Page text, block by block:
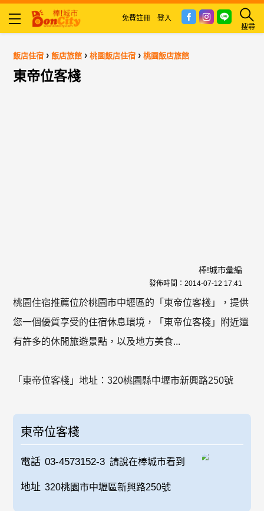
搜尋
免費註冊 登入
飯店住宿 ›飯店旅館 ›桃園飯店住宿 ›桃園飯店旅館
東帝位客棧
棒!城市彙編
發佈時間： 2014-07-12 17:41
桃園住宿推薦位於桃園市中壢區的「東帝位客棧」，提供
您一個優質享受的住宿休息環境，「東帝位客棧」附近還
有許多的休閒旅遊景點，以及地方美食...
「東帝位客棧」地址：320桃園縣中壢市新興路250號
東帝位客棧
電話 03-4573152-3 請說在棒城市看到
地址 320桃園市中壢區新興路250號